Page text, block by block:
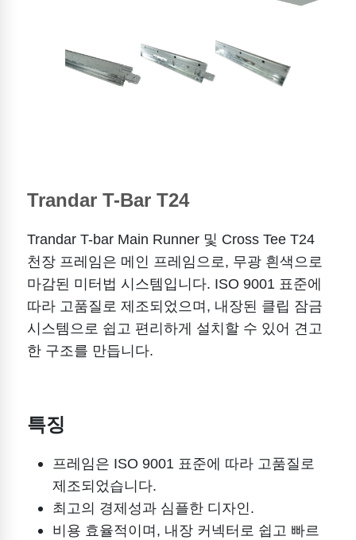
Trandar T-Bar T24
Trandar T-bar Main Runner 및 Cross Tee T24
천장 프레임은 메인 프레임으로, 무광 흰색으로
마감된 미터법 시스템입니다. ISO 9001 표준에
따라 고품질로 제조되었으며, 내장된 클립 잠금
시스템으로 쉽고 편리하게 설치할 수 있어 견고
한 구조를 만듭니다.
특징
프레임은 ISO 9001 표준에 따라 고품질로
제조되었습니다.
최고의 경제성과 심플한 디자인.
비용 효율적이며, 내장 커넥터로 쉽고 빠르